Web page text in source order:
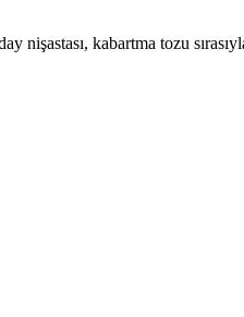
nişastası, kabartma tozu